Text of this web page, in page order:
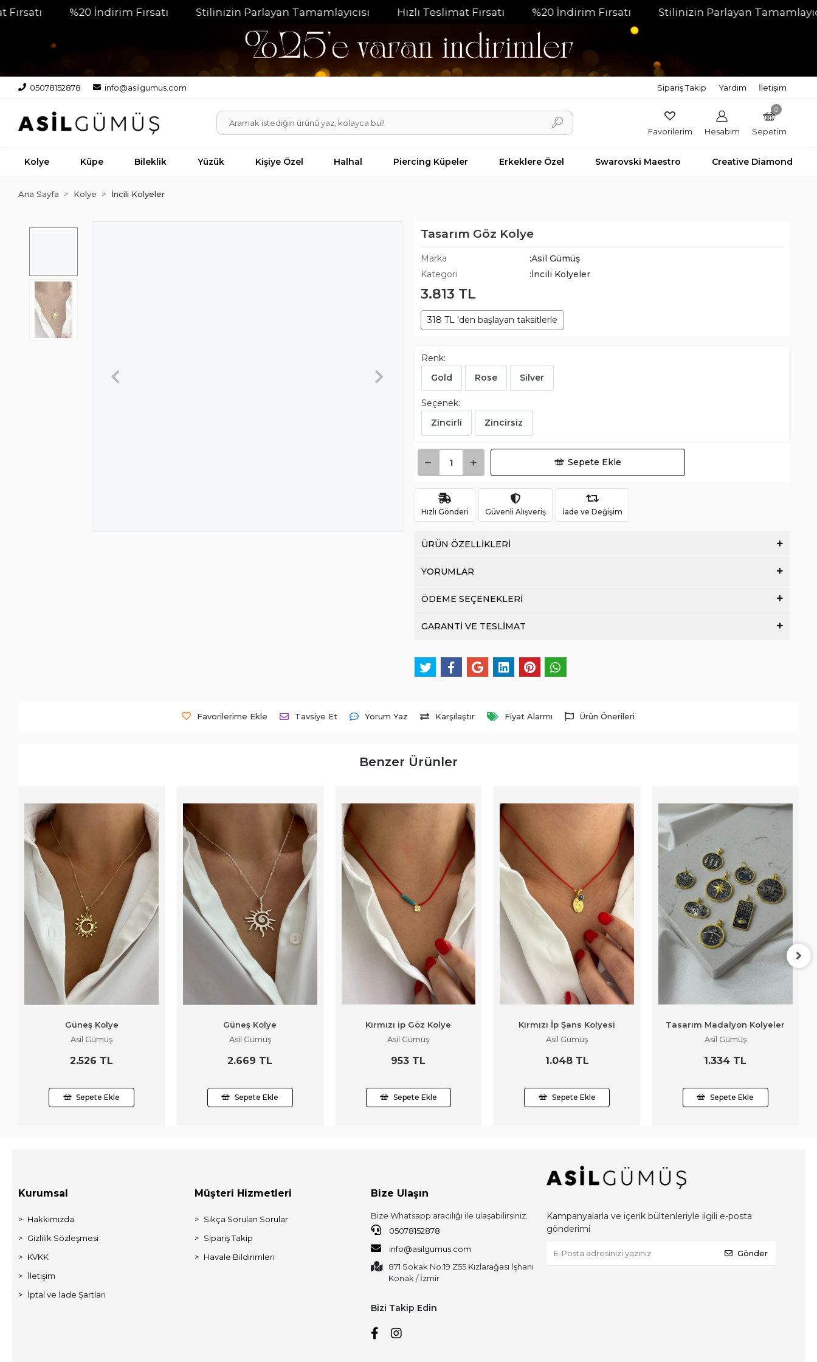
%20 İndirim Fırsatı Stilinizin Parlayan Tamamlayıcısı Hızlı Teslimat Fırsatı %20 İndirim Fırsatı Stilinizin Parlayan Tamamlayıcısı
05078152878 info@asilgumus.com Sipariş Takip Yardım İletişim
Favorilerim Hesabım
0
Sepetim
Kolye Küpe Bileklik Yüzük Kişiye Özel Halhal Piercing Küpeler Erkeklere Özel Swarovski Maestro Creative Diamond
Ana Sayfa Kolye İncili Kolyeler
Tasarım Göz Kolye
Marka
:Asil Gümüş
Kategori
:İncili Kolyeler
3.813 TL
318 TL 'den başlayan taksitlerle
Renk:
Gold
Rose Silver
Seçenek:
Zincirli
Zincirsiz
Sepete Ekle
Hızlı Gönderi Güvenli Alışveriş İade ve Değişim
ÜRÜN ÖZELLİKLERİ
YORUMLAR
ÖDEME SEÇENEKLERİ
GARANTİ VE TESLİMAT
Favorilerime Ekle Tavsiye Et Yorum Yaz Karşılaştır Fiyat Alarmı Ürün Önerileri
Benzer Ürünler
Güneş Kolye
Asil Gümüş
2.526 TL
Sepete Ekle
Güneş Kolye
Asil Gümüş
2.669 TL
Sepete Ekle
Kırmızı ip Göz Kolye
Asil Gümüş
953 TL
Sepete Ekle
Kırmızı İp Şans Kolyesi
Asil Gümüş
1.048 TL
Sepete Ekle
Tasarım Madalyon Kolyeler
Asil Gümüş
1.334 TL
Sepete Ekle
Kurumsal
Hakkımızda
Gizlilik Sözleşmesi
KVKK
İletişim
İptal ve İade Şartları
Müşteri Hizmetleri
Sıkça Sorulan Sorular
Sipariş Takip
Havale Bildirimleri
Bize Ulaşın
Bize Whatsapp aracılığı ile ulaşabilirsiniz.
05078152878
info@asilgumus.com
871 Sokak No:19 Z55 Kızlarağası İşhanı
Konak / İzmir
Bizi Takip Edin
Kampanyalarla ve içerik bültenleriyle ilgili e-posta
gönderimi
Gönder